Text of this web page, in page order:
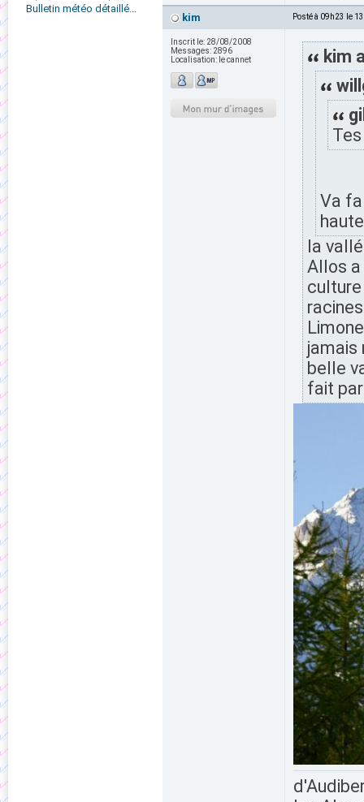
Bulletin météo détaillé...
kim Posté à 09h23 le
Inscrit le: 28/08/2008
Messages: 2896
Localisation: le cannet
kim
Va
la
Allos a
jamais
belle
fait